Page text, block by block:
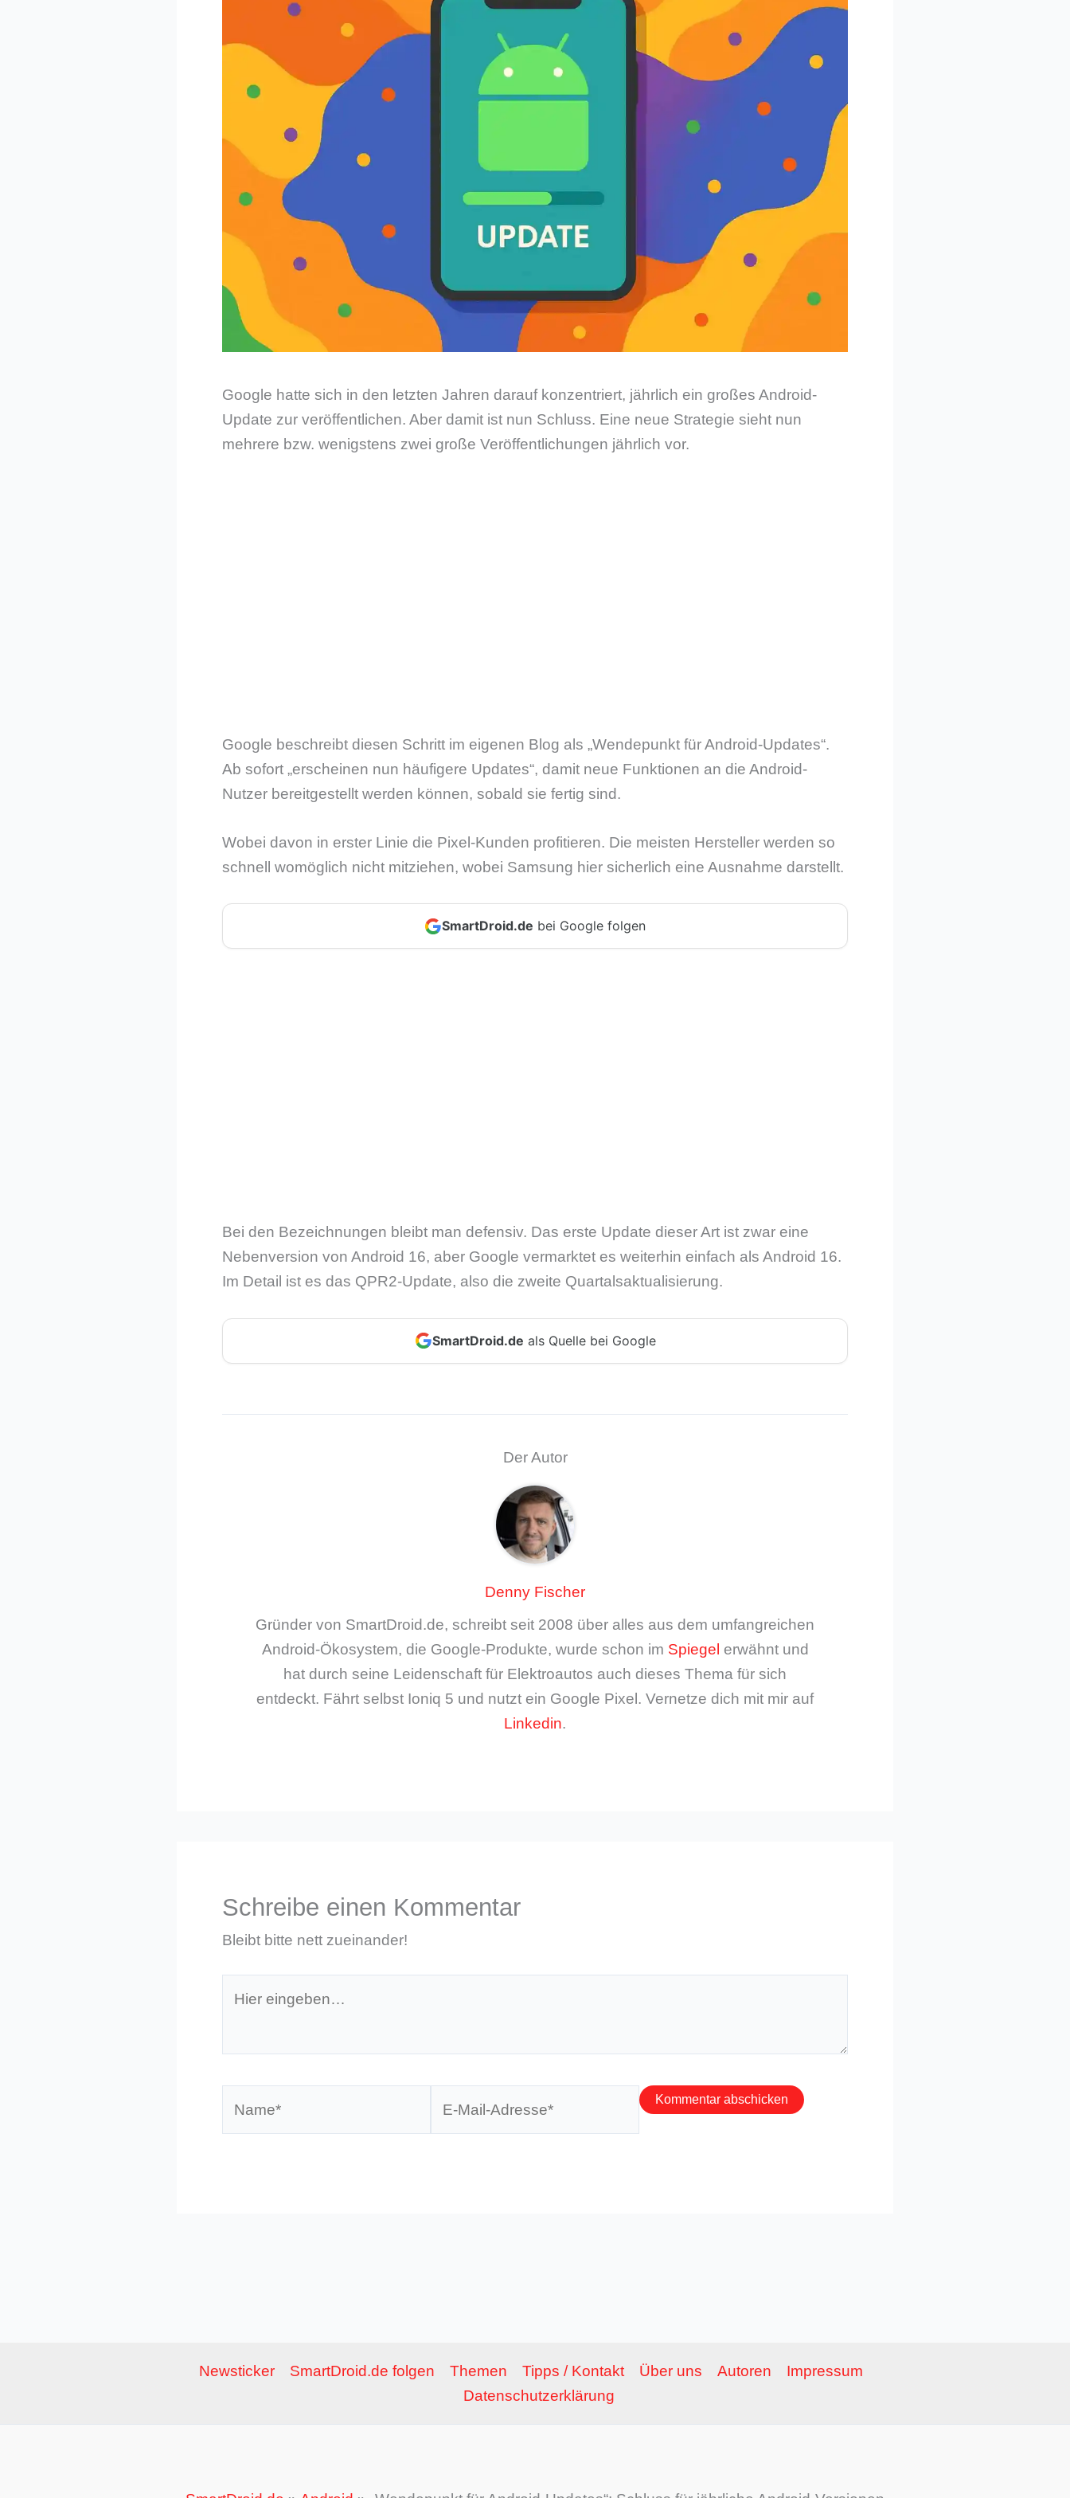
Google hatte sich in den letzten Jahren darauf konzentriert, jährlich ein großes Android-
Update zur veröffentlichen. Aber damit ist nun Schluss. Eine neue Strategie sieht nun
mehrere bzw. wenigstens zwei große Veröffentlichungen jährlich vor.
Google beschreibt diesen Schritt im eigenen Blog als „Wendepunkt für Android-Updates“.
Ab sofort „erscheinen nun häufigere Updates“, damit neue Funktionen an die Android-
Nutzer bereitgestellt werden können, sobald sie fertig sind.
Wobei davon in erster Linie die Pixel-Kunden profitieren. Die meisten Hersteller werden so
schnell womöglich nicht mitziehen, wobei Samsung hier sicherlich eine Ausnahme darstellt.
SmartDroid.de bei Google folgen
Bei den Bezeichnungen bleibt man defensiv. Das erste Update dieser Art ist zwar eine
Nebenversion von Android 16, aber Google vermarktet es weiterhin einfach als Android 16.
Im Detail ist es das QPR2-Update, also die zweite Quartalsaktualisierung.
SmartDroid.de als Quelle bei Google
Der Autor
Denny Fischer
Gründer von SmartDroid.de, schreibt seit 2008 über alles aus dem umfangreichen
Android-Ökosystem, die Google-Produkte, wurde schon im Spiegel erwähnt und
hat durch seine Leidenschaft für Elektroautos auch dieses Thema für sich
entdeckt. Fährt selbst Ioniq 5 und nutzt ein Google Pixel. Vernetze dich mit mir auf
Linkedin.
Schreibe einen Kommentar
Bleibt bitte nett zueinander!
eingeben…
Newsticker SmartDroid.de folgen Themen Tipps / Kontakt Über uns Autoren
Impressum
Datenschutzerklärung